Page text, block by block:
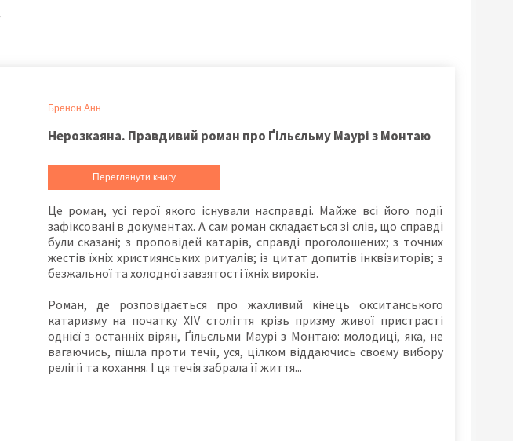
Бренон Анн
Нерозкаяна. Правдивий роман про Ґільєльму Маурі з Монтаю
Переглянути книгу
Це роман, усі герої якого існували насправді. Майже всі його події
зафіксовані в документах. А сам роман складається зі слів, що справді
були сказані; з проповідей катарів, справді проголошених; з точних
жестів їхніх християнських ритуалів; із цитат допитів інквізиторів; з
безжальної та холодної завзятості їхніх вироків.
Роман, де розповідається про жахливий кінець окситанського
катаризму на початку ХІV століття крізь призму живої пристрасті
однієї з останніх вірян, Ґільєльми Маурі з Монтаю: молодиці, яка, не
вагаючись, пішла проти течії, уся, цілком віддаючись своєму вибору
релігії та кохання. І ця течія забрала її життя...